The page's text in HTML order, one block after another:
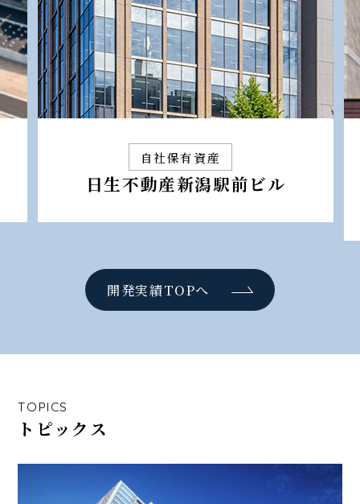
自社保有資産
日生不動産新潟駅前ビル
開発実績TOPへ
TOPICS
トピックス